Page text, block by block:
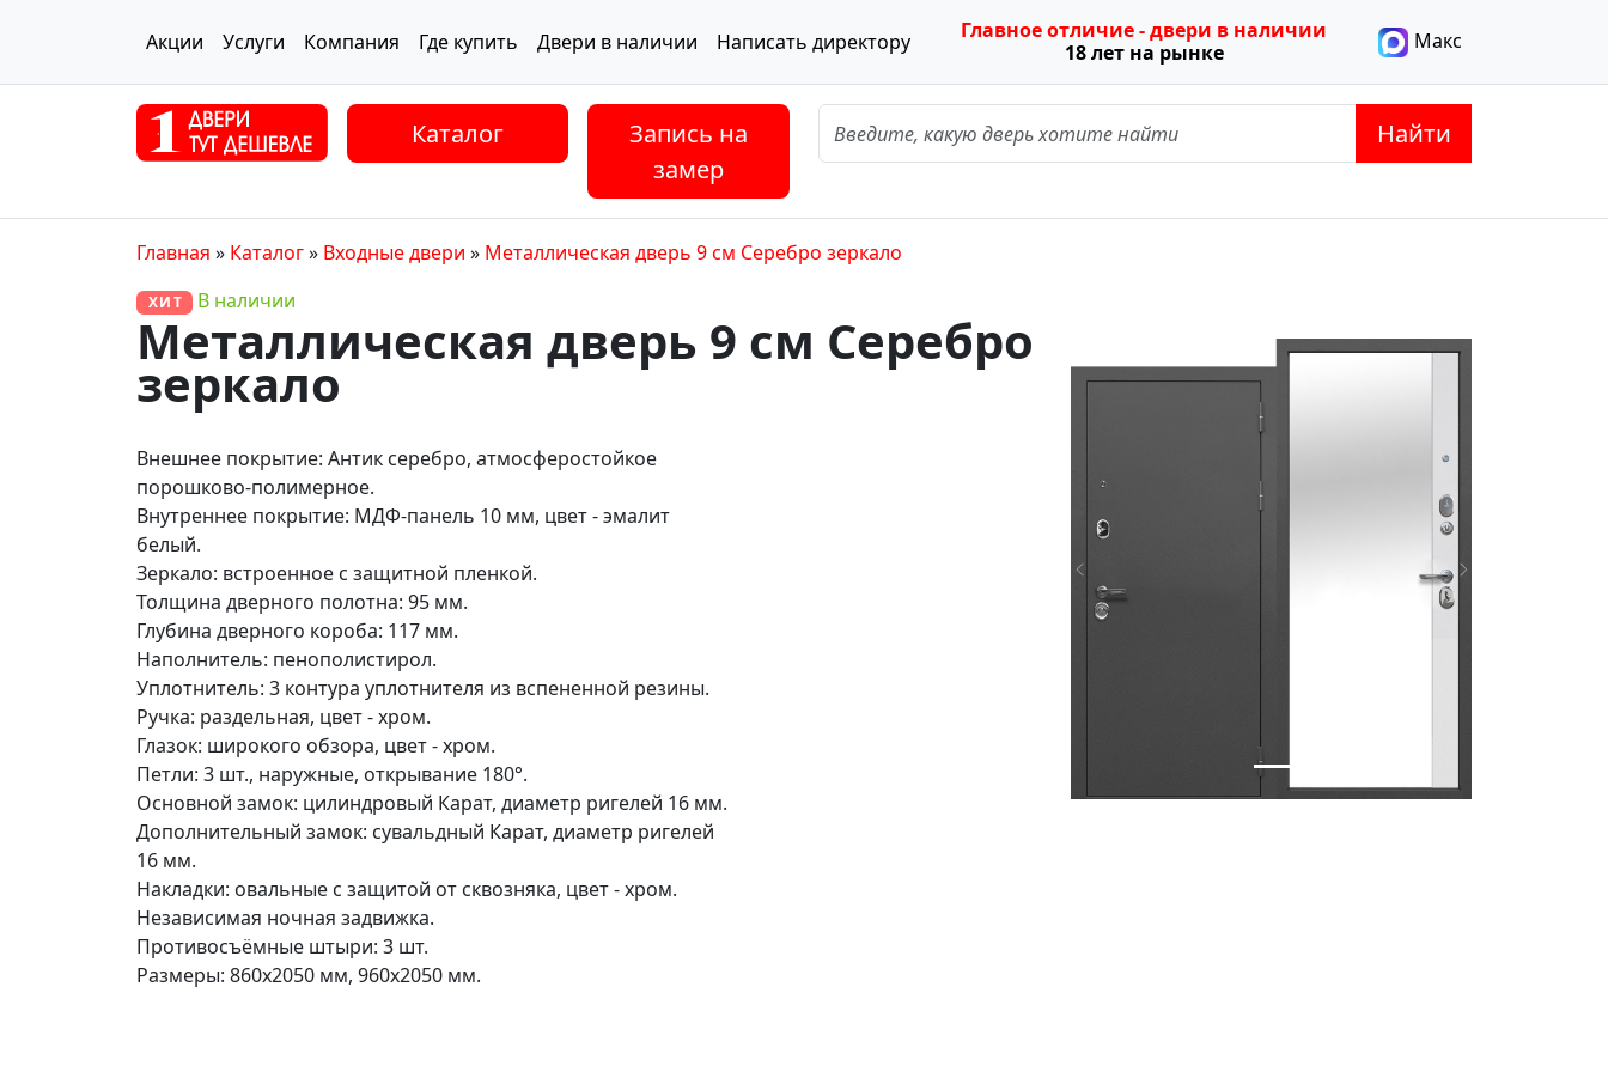
Акции Услуги Компания Где купить Двери в наличии Написать директору
Главное отличие - двери в наличии
18 лет на рынке
Макс
Каталог
Запись на
замер
Найти
Главная » Каталог» Входные двери » Металлическая дверь 9 см Серебро зеркало
ХИТ В наличии
Previous Next
Металлическая дверь 9 см Серебро
зеркало
Внешнее покрытие: Антик серебро, атмосферостойкое
порошково-полимерное.
Внутреннее покрытие: МДФ-панель 10 мм, цвет - эмалит
белый.
Зеркало: встроенное с защитной пленкой.
Толщина дверного полотна: 95 мм.
Глубина дверного короба: 117 мм.
Наполнитель: пенополистирол.
Уплотнитель: 3 контура уплотнителя из вспененной резины.
Ручка: раздельная, цвет - хром.
Глазок: широкого обзора, цвет - хром.
Петли: 3 шт., наружные, открывание 180°.
Основной замок: цилиндровый Карат, диаметр ригелей 16 мм.
Дополнительный замок: сувальдный Карат, диаметр ригелей
16 мм.
Накладки: овальные с защитой от сквозняка, цвет - хром.
Независимая ночная задвижка.
Противосъёмные штыри: 3 шт.
Размеры: 860х2050 мм, 960х2050 мм.